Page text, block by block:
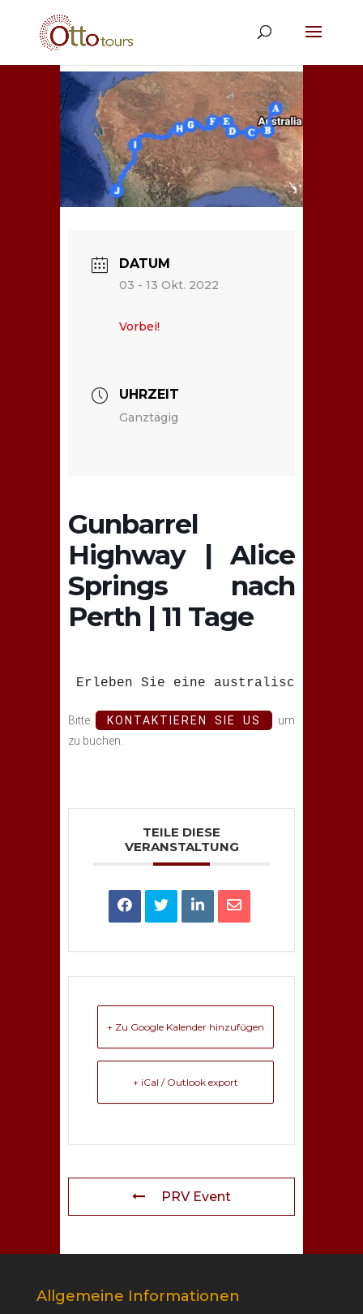
DATUM
03 - 13 Okt. 2022
Vorbei!
UHRZEIT
Ganztägig
Gunbarrel
Highway | Alice
Springs nach
Perth | 11 Tage
Erleben Sie eine australische
Bitte KONTAKTIEREN SIE US
um
zu buchen.
TEILE DIESE
VERANSTALTUNG
+ Zu Google Kalender hinzufügen
+ iCal / Outlook export
PRV Event
Allgemeine Informationen